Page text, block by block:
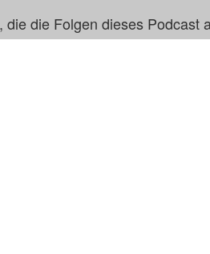
die die Folgen dieses
Wenn Sie mehr